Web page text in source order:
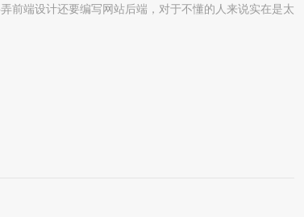
前端设计还要编写网站后端，对于不懂的人来说实在是太